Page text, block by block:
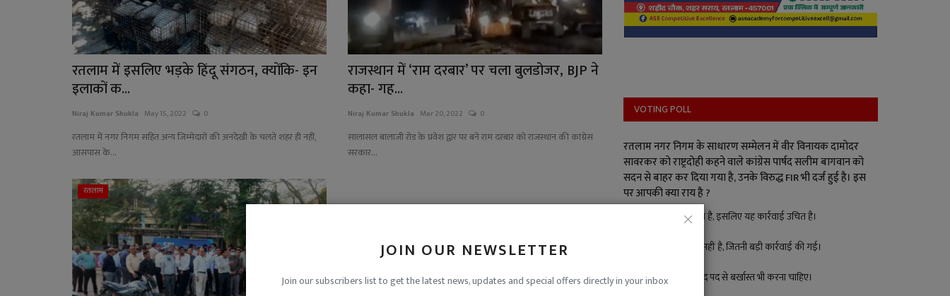
JOIN OUR NEWSLETTER
Join our subscribers list to get the latest news, updates and special offers directly in your inbox
रतलाम में इसलिए भड़के हिंदू संगठन, क्योंकि- इन
इलाकों क...
Niraj Kumar Shukla May 15, 2022 0
रतलाम में नगर निगम सहित अन्य जिम्मेदारों की अनदेखी के चलते शहर ही नहीं,
आसपास के...
राजस्थान में ‘राम दरबार’ पर चला बुलडोजर, BJP ने
कहा- गह...
Niraj Kumar Shukla Mar 20, 2022 0
सालासल बालाजी रोड के प्रवेश द्वार पर बने राम दरबार को राजस्थान की कांग्रेस
सरकार...
रतलाम
VOTING POLL
रतलाम नगर निगम के साधारण सम्मेलन में वीर विनायक दामोदर
सावरकर को राष्ट्रदोही कहने वाले कांग्रेस पार्षद सलीम बागवान को
सदन से बाहर कर दिया गया है, उनके विरुद्ध FIR भी दर्ज हुई है। इस
पर आपकी क्या राय है ?
पार्षद ने गलत किया है, इसलिए यह कार्रवाई उचित है।
इतना बड़ा अपराध नहीं है, जितनी बड़ी कार्रवाई की गई।
बड़ा अपराध है, पार्षद पद से बर्खास्त भी करना चाहिए।